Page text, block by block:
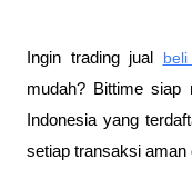
Ingin trading jual
mudah? Bittime siap
Indonesia yang
setiap transaksi aman